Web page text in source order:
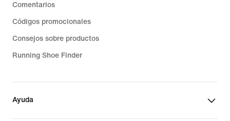
Comentarios
Códigos promocionales
Consejos sobre productos
Running Shoe Finder
Ayuda